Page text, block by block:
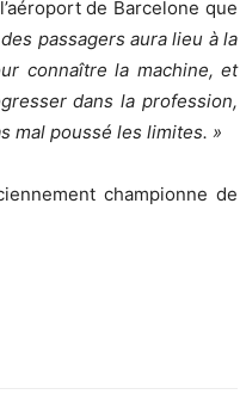
de Barcelone que
passagers aura lieu à la
connaître la machine, et
dans la profession,
mal poussé les limites. »
championne de